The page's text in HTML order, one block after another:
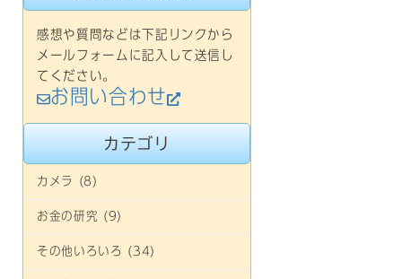
感想や質問などは下記リンクから
メールフォームに記入して送信し
てください。
お問い合わせ
カテゴリ
カメラ (8)
お金の研究 (9)
その他いろいろ (34)